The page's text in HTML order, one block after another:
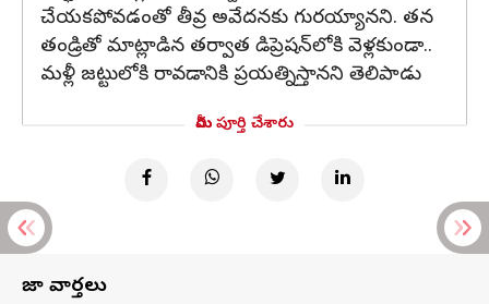
చేయకపోవడంతో తీవ్ర అవేదనకు గురయ్యానని. తన
తండ్రితో మాట్లాడిన తర్వాత డిప్రెషన్‌లోకి వెళ్లకుండా..
మళ్లీ జట్టులోకి రావడానికి ప్రయత్నిస్తానని తెలిపాడు
మీరు పూర్తి చేశారు
తాజా వార్తలు